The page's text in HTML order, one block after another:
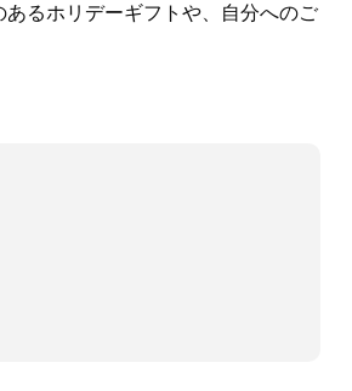
るホリデーギフトや、自分へのご